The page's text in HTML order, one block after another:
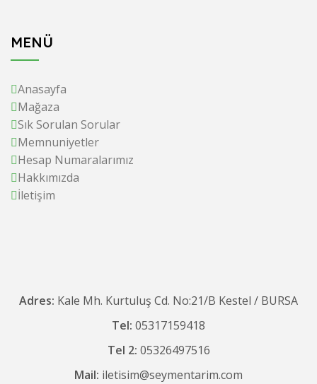
MENÜ
Anasayfa
Mağaza
Sık Sorulan Sorular
Memnuniyetler
Hesap Numaralarımız
Hakkımızda
İletişim
Adres: Kale Mh. Kurtuluş Cd. No:21/B Kestel / BURSA
Tel: 05317159418
Tel 2: 05326497516
Mail: iletisim@seymentarim.com